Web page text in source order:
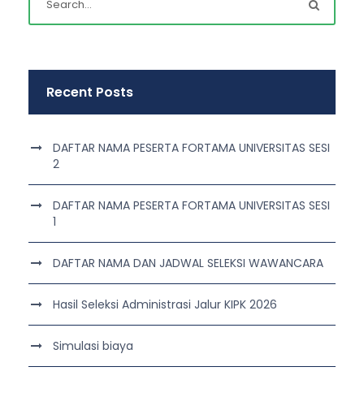
Recent Posts
DAFTAR NAMA PESERTA FORTAMA UNIVERSITAS SESI
2
DAFTAR NAMA PESERTA FORTAMA UNIVERSITAS SESI
1
DAFTAR NAMA DAN JADWAL SELEKSI WAWANCARA
Hasil Seleksi Administrasi Jalur KIPK 2026
Simulasi biaya